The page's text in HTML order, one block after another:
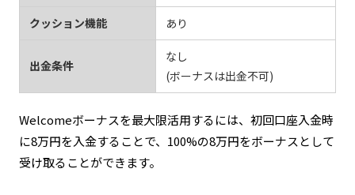
クッション機能 あり
出金条件
なし
(ボーナスは出金不可)
Welcomeボーナスを最大限活用するには、初回口座入金時
に8万円を入金することで、100%の8万円をボーナスとして
受け取ることができます。